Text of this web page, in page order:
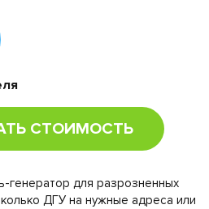
СТОИМОСТЬ
генератор для разрозненных
ДГУ на нужные адреса или